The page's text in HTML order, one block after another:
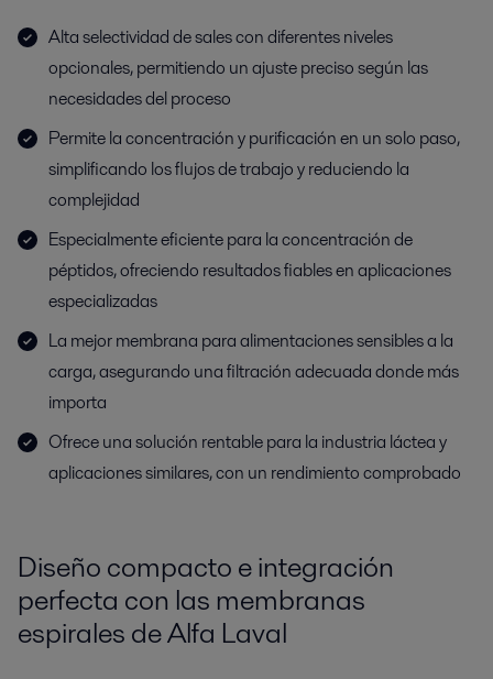
Alta selectividad de sales con diferentes niveles
opcionales, permitiendo un ajuste preciso según las
necesidades del proceso
Permite la concentración y purificación en un solo paso,
simplificando los flujos de trabajo y reduciendo la
complejidad
Especialmente eficiente para la concentración de
péptidos, ofreciendo resultados fiables en aplicaciones
especializadas
La mejor membrana para alimentaciones sensibles a la
carga, asegurando una filtración adecuada donde más
importa
Ofrece una solución rentable para la industria láctea y
aplicaciones similares, con un rendimiento comprobado
Diseño compacto e integración
perfecta con las membranas
espirales de Alfa Laval